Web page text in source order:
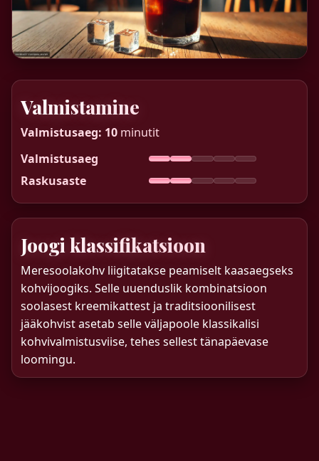
Valmistamine
Valmistusaeg: 10 minutit
Valmistusaeg
Raskusaste
Joogi klassifikatsioon
Meresoolakohv liigitatakse peamiselt kaasaegseks
kohvijoogiks. Selle uuenduslik kombinatsioon
soolasest kreemikattest ja traditsioonilisest
jääkohvist asetab selle väljapoole klassikalisi
kohvivalmistusviise, tehes sellest tänapäevase
loomingu.